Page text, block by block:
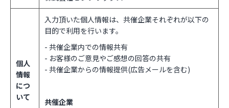
個人
情報
につ
いて
入力頂いた個人情報は、共催企業それぞれが以下の
目的で利用を行います。
- 共催企業内での情報共有
- お客様のご意見やご感想の回答の共有
- 共催企業からの情報提供(広告メールを含む)
共催企業